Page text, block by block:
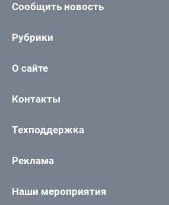
Сообщить новость
Рубрики
О сайте
Контакты
Техподдержка
Реклама
Наши мероприятия